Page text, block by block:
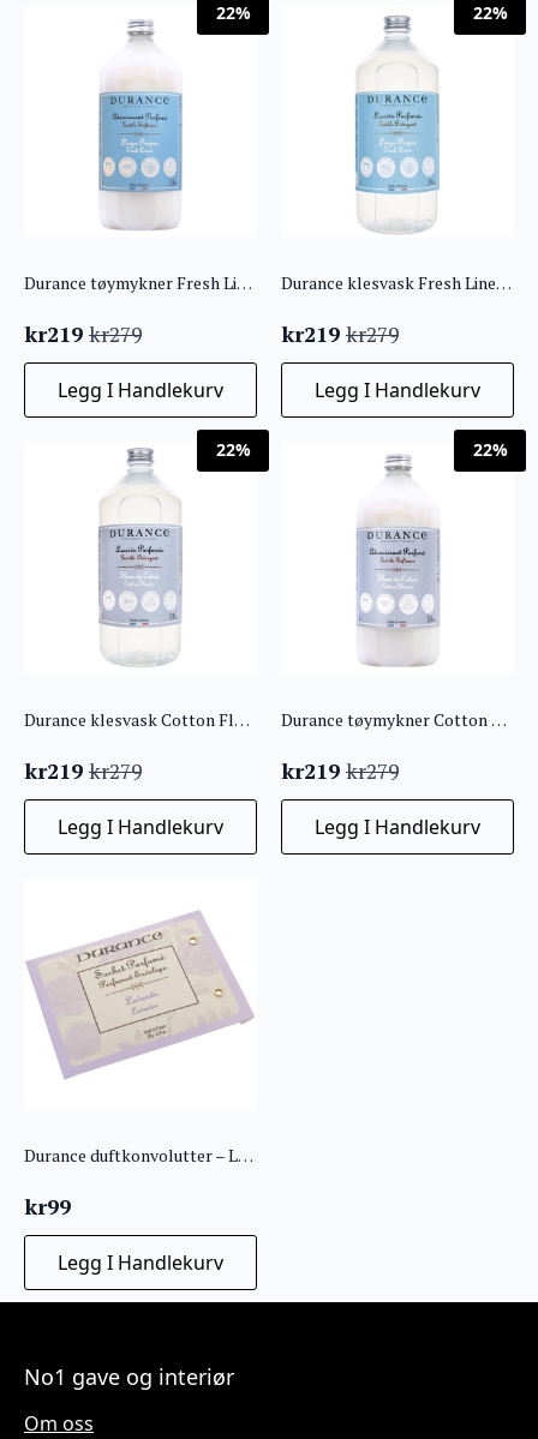
22%
Durance tøymykner Fresh Linen 1L
kr279
Opprinnelig
pris
var:
kr279.
kr219
Nåværende
pris
kr219.
Legg I Handlekurv
22%
Durance klesvask Fresh Linen 1L
kr279
Opprinnelig
pris
var:
kr279.
kr219
Nåværende
pris
kr219.
Legg I Handlekurv
22%
Durance klesvask Cotton Flower 1L
kr279
Opprinnelig
pris
var:
kr279.
kr219
Nåværende
pris
kr219.
Legg I Handlekurv
22%
Durance tøymykner Cotton flower 1L
kr279
Opprinnelig
pris
var:
kr279.
kr219
Nåværende
pris
kr219.
Legg I Handlekurv
Durance duftkonvolutter – Lavendel –
kr99
Legg I Handlekurv
No1 gave og interiør
Om oss